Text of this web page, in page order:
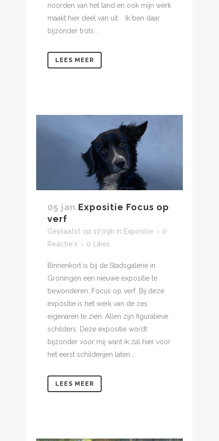
noorden van het land en ook mijn werk
maakt hier deel van uit. Ik ben daar
bijzonder trots...
LEES MEER
05 jan Expositie Focus op
verf
Geplaatst op 17:09h in Expositie
0
Reactie's
0 Likes
Binnenkort is bij de Stadsgalerie in
Groningen een nieuwe expositie te
bewonderen: Focus op verf. Bij deze
expositie is het werk van de zes
eigenaren te zien. Allen zijn figuratieve
schilders. Deze expositie wordt
bijzonder voor mij want ik zal hier voor
het eerst schilderijen laten...
LEES MEER